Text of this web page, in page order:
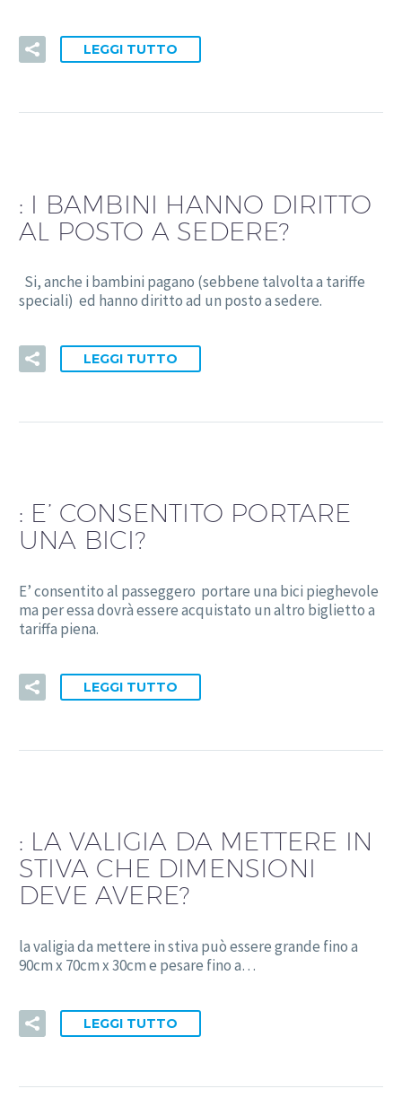
LEGGI TUTTO
: I BAMBINI HANNO DIRITTO
AL POSTO A SEDERE?
Si, anche i bambini pagano (sebbene talvolta a tariffe
speciali) ed hanno diritto ad un posto a sedere.
LEGGI TUTTO
: E’ CONSENTITO PORTARE
UNA BICI?
E’ consentito al passeggero portare una bici pieghevole
ma per essa dovrà essere acquistato un altro biglietto a
tariffa piena.
LEGGI TUTTO
: LA VALIGIA DA METTERE IN
STIVA CHE DIMENSIONI
DEVE AVERE?
la valigia da mettere in stiva può essere grande fino a
90cm x 70cm x 30cm e pesare fino a…
LEGGI TUTTO